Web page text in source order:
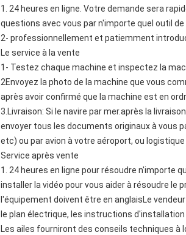
1. 24 heures en ligne. Votre demande sera
questions avec vous par n'importe quel outil de
2- professionnellement et patiemment
Le service à la vente
1- Testez chaque machine et inspectez la
2Envoyez la photo de la machine que vous
après avoir confirmé que la machine est en
3.Livraison: Si le navire par mer.après la
envoyer tous les documents originaux à vous
etc) ou par avion à votre aéroport, ou
Service après vente
1. 24 heures en ligne pour résoudre n'importe
installer la vidéo pour vous aider à résoudre le
l'équipement doivent être en anglaisLe
le plan électrique, les instructions d'installation
Les ailes fourniront des conseils techniques à